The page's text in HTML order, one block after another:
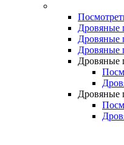
Дровяные
Дровяные
Дровяные
Дровяные